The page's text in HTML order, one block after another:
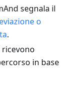
segnala il
o
.
ricevono
in base